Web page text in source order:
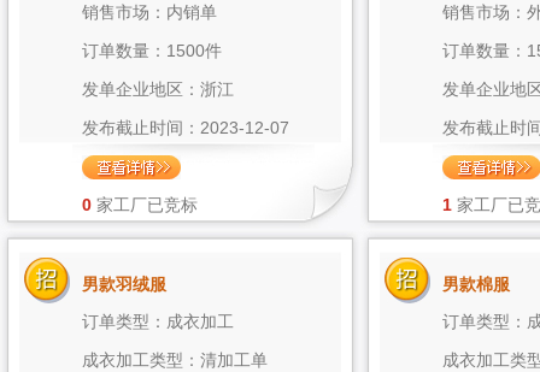
销售市场：内销单
订单数量：1500件
发单企业地区：浙江
发布截止时间：2023-12-07
0 家工厂已竞标
销售市场：
订单数量：
发单企业地
发布截止时
1 家工厂已
男款羽绒服
订单类型：成衣加工
成衣加工类型：清加工单
男款棉服
订单类型：
成衣加工类